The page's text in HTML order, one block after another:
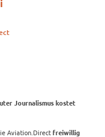
Journalismus kostet
Aviation.Direct freiwillig